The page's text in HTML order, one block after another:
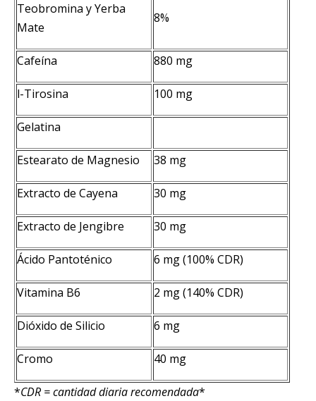
Teobromina y Yerba
Mate
8%
Cafeína 880 mg
l-Tirosina 100 mg
Gelatina
Estearato de Magnesio 38 mg
Extracto de Cayena 30 mg
Extracto de Jengibre 30 mg
Ácido Pantoténico 6 mg (100% CDR)
Vitamina B6 2 mg (140% CDR)
Dióxido de Silicio 6 mg
Cromo 40 mg
*CDR = cantidad diaria recomendada*